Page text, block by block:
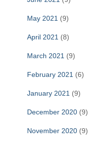
May 2021 (9)
April 2021 (8)
March 2021 (9)
February 2021 (6)
January 2021 (9)
December 2020 (9)
November 2020 (9)